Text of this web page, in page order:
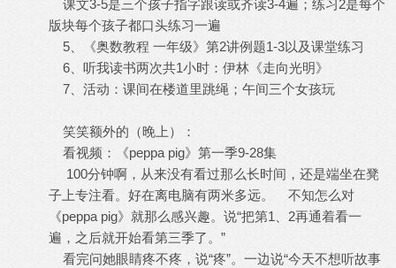
课文3-5是三个孩子指字跟读或齐读3-4遍；练习2是每个
版块每个孩子都口头练习一遍
5、《奥数教程 一年级》第2讲例题1-3以及课堂练习
6、听我读书两次共1小时：伊林《走向光明》
7、活动：课间在楼道里跳绳；午间三个女孩玩
笑笑额外的（晚上）：
看视频：《peppa pig》第一季9-28集
100分钟啊，从来没有看过那么长时间，还是端坐在凳
子上专注看。好在离电脑有两米多远。 不知怎么对
《peppa pig》就那么感兴趣。说“把第1、2再通着看一
遍，之后就开始看第三季了。”
看完问她眼睛疼不疼，说“疼”。一边说“今天不想听故事